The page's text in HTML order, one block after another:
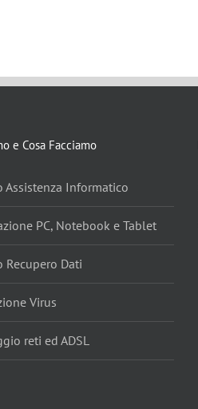
e Cosa Facciamo
Assistenza Informatico
PC, Notebook e Tablet
Recupero Dati
Virus
reti ed ADSL